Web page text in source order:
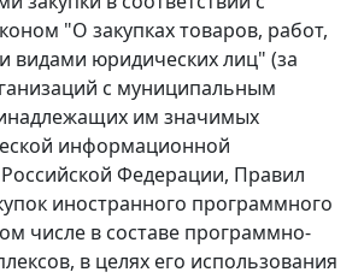
"О закупках товаров, работ,
видами юридических лиц" (за
с муниципальным
им значимых
информационной
Федерации, Правил
иностранного программного
числе в составе программно-
в целях его использования